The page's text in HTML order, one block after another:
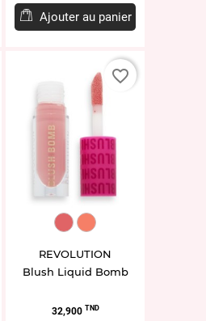
Ajouter au panier
MUR581684
MUR581653
REVOLUTION
Blush Liquid Bomb
Prix
32,900 TND
favorite_border